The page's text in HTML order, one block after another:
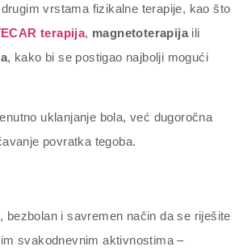
vrstama fizikalne terapije, kao što
terapija, magnetoterapijaili
, kako bi se postigao najbolji mogući
uklanjanje bola, već dugoročna
povratka tegoba.
bezbolan i savremen način da se riješite
svakodnevnim aktivnostima –